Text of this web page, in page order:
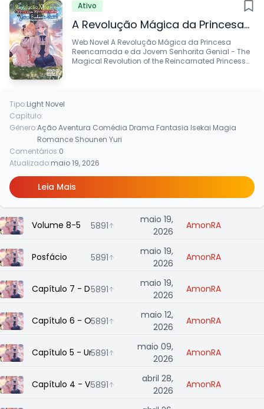
Ativo
A Revolução Mágica da Princesa
Reencarnada e da Jovem
Senhorita Genial
Web Novel A Revolução Mágica da Princesa
Reencarnada e da Jovem Senhorita Genial - The
Magical Revolution of the Reincarnated Princess
Tipo:Light Novel
Capítulo:
Gênero:AçãoAventura Comédia Drama Fantasia Isekai Magia
Romance Shounen Yuri
Comentários:0
Atualizado:maio 19, 2026
Leia Mais
Volume 8-5 5891
maio 19,
2026
AmonRA
Posfácio 5891
maio 19,
2026
AmonRA
Capítulo 7 - Dois Contra Uma
5891
maio 19,
2026
AmonRA
Capítulo 6 - O Casamento da Halphys
5891
maio 12,
2026
AmonRA
Capítulo 5 - Uma Paisagem de Memórias Não Faz o
5891
maio 09,
2026
AmonRA
Capítulo 4 - Vingança por Amor
5891
abril 28,
2026
AmonRA